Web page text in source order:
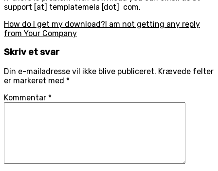
support [at] templatemela [dot] com.
Post
navigation
How do I get my download?I am not getting any reply
from Your Company
Skriv et svar
Din e-mailadresse vil ikke blive publiceret. Krævede felter
er markeret med *
Kommentar *